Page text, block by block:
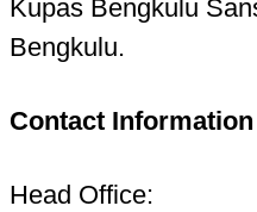
Kupas Bengkulu
Bengkulu.
Contact Information
Head Office: